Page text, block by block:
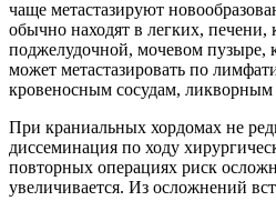
чаще метастазируют
обычно находят в легких, печени,
поджелудочной, мочевом пузыре,
может метастазировать по
кровеносным сосудам, ликворным
При краниальных хордомах не
диссеминация по ходу
повторных операциях риск
увеличивается. Из осложнений